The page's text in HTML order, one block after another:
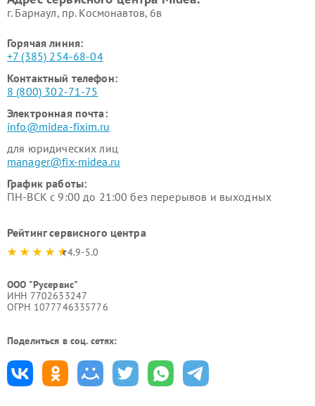
г. Барнаул, ​пр. Космонавтов, 6в
Горячая линия:
+7 (385) 254-68-04
Контактный телефон:
8 (800) 302-71-75
Электронная почта:
info@midea-fixim.ru
для юридических лиц
manager@fix-midea.ru
График работы:
ПН-ВСК с 9:00 до 21:00 без перерывов и выходных
Рейтинг сервисного центра
4.9-5.0
ООО "Русервис"
ИНН 7702633247
ОГРН 1077746335776
Поделиться в соц. сетях: